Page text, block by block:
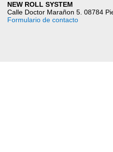
NEW ROLL SYSTEM
Calle Doctor Marañon 5. 08784
Formulario de contacto